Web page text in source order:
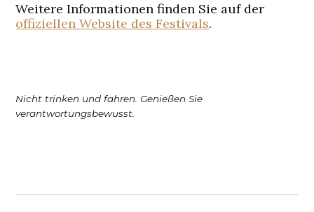
Weitere Informationen finden Sie auf der
offiziellen Website des Festivals.
Nicht trinken und fahren. Genießen Sie
verantwortungsbewusst.